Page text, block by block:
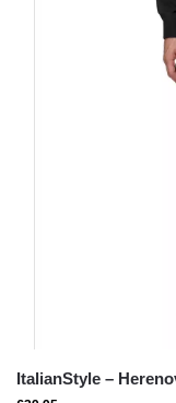
ItalianStyle –